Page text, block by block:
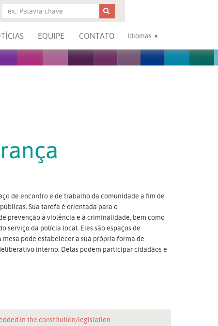
EQUIPE CONTATO Idiomas
de encontro e de trabalho da comunidade a fim de
Sua tarefa é orientada para o
prevenção à violência e à criminalidade, bem como
serviço da polícia local. Eles são espaços de
pode estabelecer a sua própria forma de
interno. Delas podem participar cidadãos e
in the constitution/legislation